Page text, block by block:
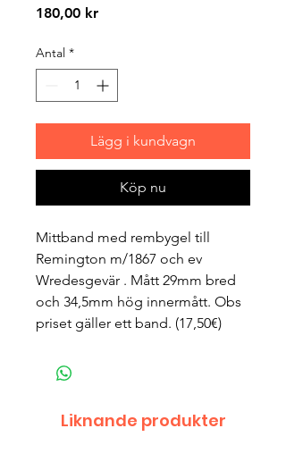
180,00 krPris
Antal *
Lägg i kundvagn
Köp nu
Mittband med rembygel till
Remington m/1867 och ev
Wredesgevär . Mått 29mm bred
och 34,5mm hög innermått. Obs
priset gäller ett band. (17,50€)
Liknande produkter